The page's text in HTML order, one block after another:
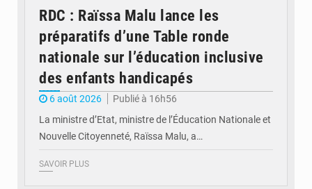
RDC : Raïssa Malu lance les
préparatifs d’une Table ronde
nationale sur l’éducation inclusive
des enfants handicapés
6 août 2026
Publié à 16h56
La ministre d’Etat, ministre de l’Éducation Nationale et
Nouvelle Citoyenneté, Raïssa Malu, a…
SAVOIR PLUS